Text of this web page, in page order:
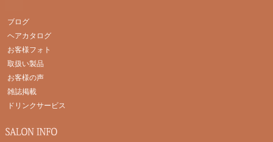
ブログ
ヘアカタログ
お客様フォト
取扱い製品
お客様の声
雑誌掲載
ドリンクサービス